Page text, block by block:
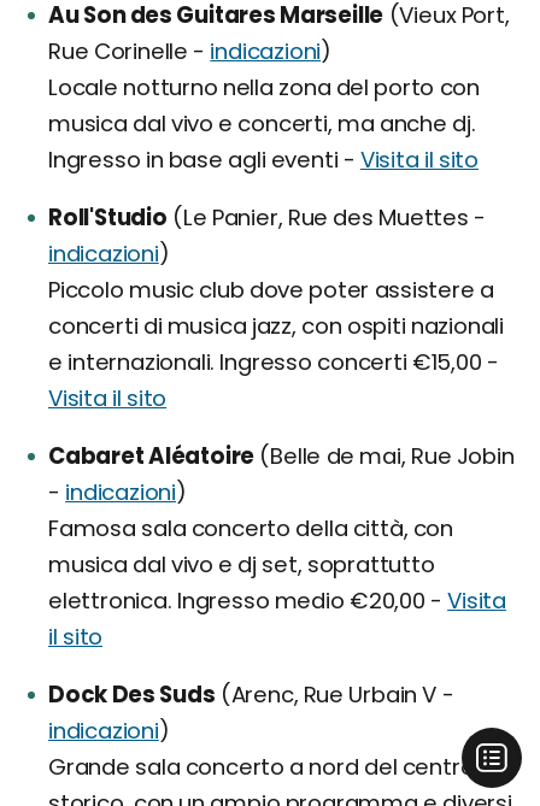
Au Son des Guitares Marseille (Vieux Port,
Rue Corinelle - indicazioni)
Locale notturno nella zona del porto con
musica dal vivo e concerti, ma anche dj.
Ingresso in base agli eventi - Visita il sito
Roll'Studio (Le Panier, Rue des Muettes -
indicazioni)
Piccolo music club dove poter assistere a
concerti di musica jazz, con ospiti nazionali
e internazionali. Ingresso concerti €15,00 -
Visita il sito
Cabaret Aléatoire (Belle de mai, Rue Jobin
- indicazioni)
Famosa sala concerto della città, con
musica dal vivo e dj set, soprattutto
elettronica. Ingresso medio €20,00 -Visita
il sito
Dock Des Suds (Arenc, Rue Urbain V -
indicazioni)
Grande sala concerto a nord del centro